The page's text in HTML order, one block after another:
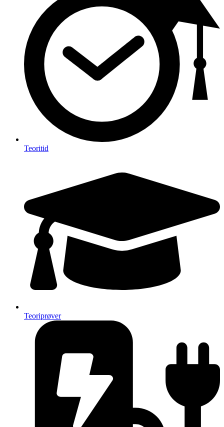
Teoritid
Teoriprøver